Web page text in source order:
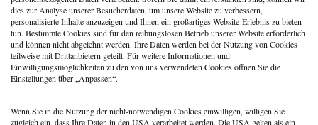
Entstigmatisierung psychischer Krankheiten
dies zur Analyse unserer Besucherdaten, um unsere Website zu verbessern,
personalisierte Inhalte anzuzeigen und Ihnen ein großartiges Website-Erlebnis zu bieten
tun. Bestimmte Cookies sind für den reibungslosen Betrieb unserer Website erforderlich
und können nicht abgelehnt werden. Ihre Daten werden bei der Nutzung von Cookies
teilweise mit Drittanbietern geteilt. Für weitere Informationen und
Einwilligungsmöglichkeiten zu den von uns verwendeten Cookies öffnen Sie die
Einstellungen über „Anpassen“.
Wenn Sie in die Nutzung der nicht-notwendigen Cookies einwilligen, willigen Sie
zugleich ein, dass Ihre Daten in den USA verarbeitet werden. Die USA gelten als ein